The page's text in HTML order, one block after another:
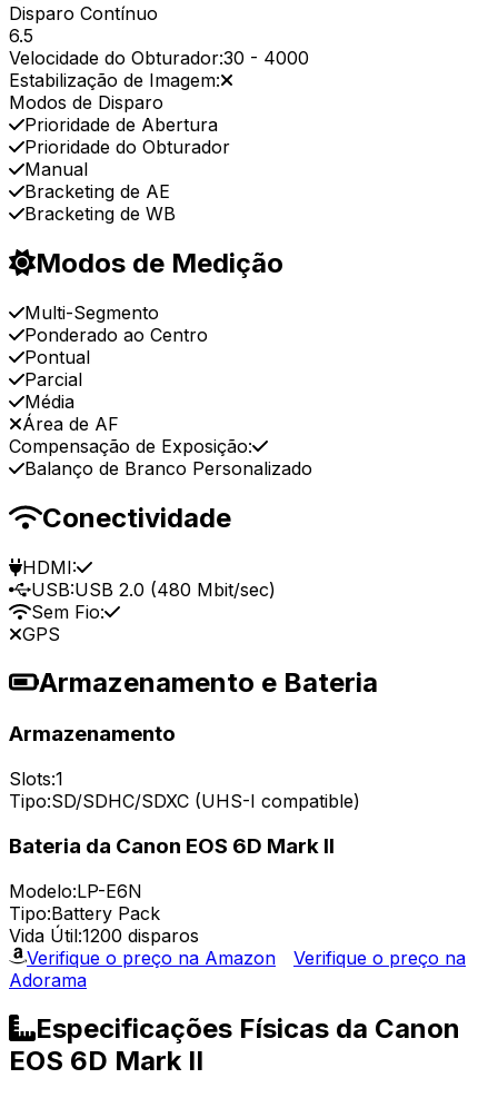
Disparo Contínuo
6.5
Velocidade do Obturador:30 - 4000
Estabilização de Imagem:
Modos de Disparo
Prioridade de Abertura
Prioridade do Obturador
Manual
Bracketing de AE
Bracketing de WB
Modos de Medição
Multi-Segmento
Ponderado ao Centro
Pontual
Parcial
Média
Área de AF
Compensação de Exposição:
Balanço de Branco Personalizado
Conectividade
HDMI:
USB:USB 2.0 (480 Mbit/sec)
Sem Fio:
GPS
Armazenamento e Bateria
Armazenamento
Slots:1
Tipo:SD/SDHC/SDXC (UHS-I compatible)
Bateria da Canon EOS 6D Mark II
Modelo:LP-E6N
Tipo:Battery Pack
Vida Útil:1200 disparos
Verifique o preço na Amazon
Verifique o preço na
Adorama
Especificações Físicas da Canon
EOS 6D Mark II